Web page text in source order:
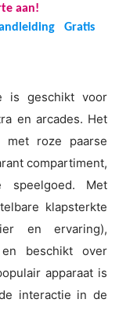
aan!
Gratis
is geschikt voor
en arcades. Het
met roze paarse
compartiment,
Met
klapsterkte
en ervaring),
beschikt over
apparaat is
interactie in de